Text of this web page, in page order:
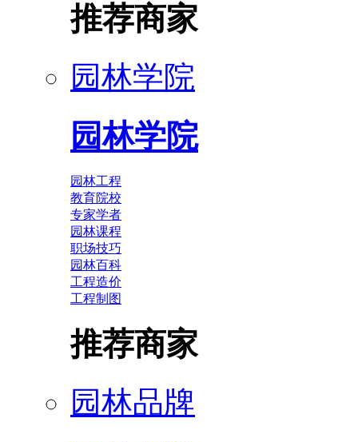
推荐商家
园林学院
园林学院
园林工程
教育院校
专家学者
园林课程
职场技巧
园林百科
工程造价
工程制图
推荐商家
园林品牌